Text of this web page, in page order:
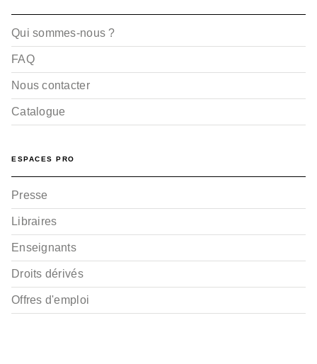
Qui sommes-nous ?
FAQ
Nous contacter
Catalogue
ESPACES PRO
Presse
Libraires
Enseignants
Droits dérivés
Offres d'emploi